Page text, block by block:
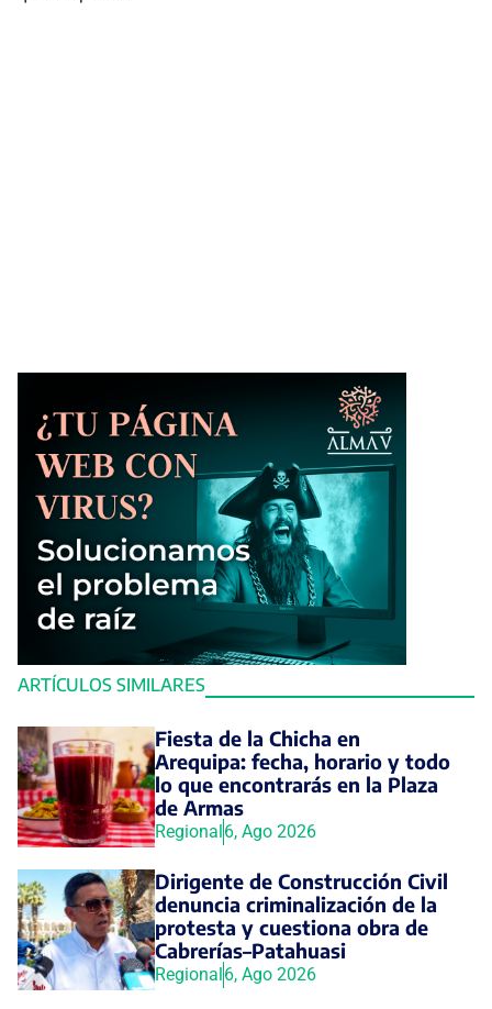
ARTÍCULOS SIMILARES
Fiesta de la Chicha en
Arequipa: fecha, horario y todo
lo que encontrarás en la Plaza
de Armas
Regional6, Ago 2026
Dirigente de Construcción Civil
denuncia criminalización de la
protesta y cuestiona obra de
Cabrerías–Patahuasi
Regional6, Ago 2026